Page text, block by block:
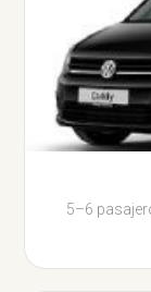
5–6